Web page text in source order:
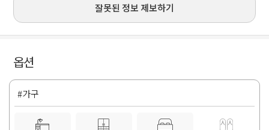
잘못된 정보 제보하기
옵션
#가구